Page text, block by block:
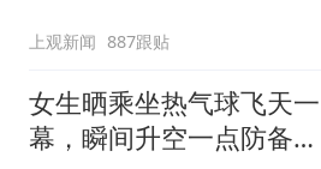
上观新闻 887跟贴
女生晒乘坐热气球飞天一
幕，瞬间升空一点防备都